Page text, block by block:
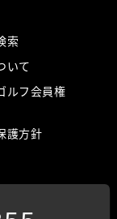
（税込）
（税込）
（税込）
（税込）
（税込）
索
いて
ルフ会員権
護方針